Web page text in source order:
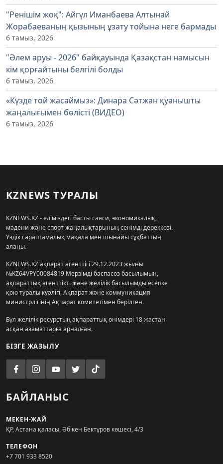
"Ренішім жоқ": Айгүл Иманбаева Алтынай
Жорабаеваның қызының ұзату тойына неге бармады
6 тамыз, 2026
"Әлем аруы - 2026" байқауында Қазақстан намысын
кім қорғайтыны белгілі болды
6 тамыз, 2026
«Күзде той жасаймыз»: Динара Сәтжан қуанышты
жаңалығымен бөлісті (ВИДЕО)
6 тамыз, 2026
KZNEWS ТУРАЛЫ
KZNEWS.KZ - еліміздегі басты саяси, экономикалық,
мәдени және спорт жаңалықтарының сенімді дереккөзі.
Үздік сараптамалық мақала мен шынайы сұқбаттың
алаңы.
KZNEWS.KZ ақпарат агенттігі 29.12.2023 жылғы
№KZ64VPY00084819 Мерзімді баспасөз басылымын,
ақпараттық агенттікті және желілік басылымды есепке
қою туралы куәлігі, Ақпарат және коммуникация
министрлігінің Ақпарат комитетімен берілген.
Бұл желілік ресурстың ақпараттық өнімдері 18 жастан
асқан азаматтарға арналған.
БІЗГЕ ЖАЗЫЛУ
БАЙЛАНЫС
МЕКЕН-ЖАЙ
ҚР, Астана қаласы, Әбікен Бектұров көшесі, 4/3
ТЕЛЕФОН
+7 701 933 8520